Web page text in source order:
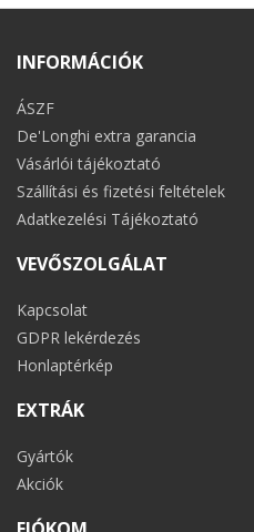
INFORMÁCIÓK
ÁSZF
De'Longhi extra garancia
Vásárlói tájékoztató
Szállítási és fizetési feltételek
Adatkezelési Tájékoztató
VEVŐSZOLGÁLAT
Kapcsolat
GDPR lekérdezés
Honlaptérkép
EXTRÁK
Gyártók
Akciók